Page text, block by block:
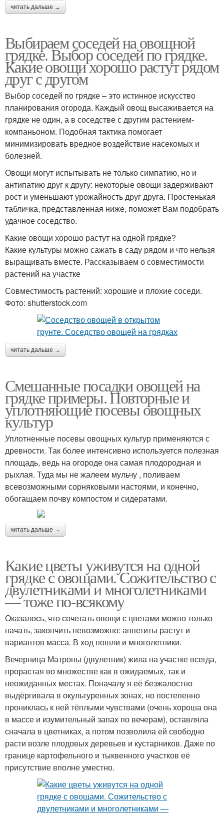
читать дальше →
Выбираем соседей на овощной
грядке. Выбор соседей по грядке.
Какие овощи хорошо растут рядом
друг с другом
Выбор соседей по грядке – это истинное искусство
планирования огорода. Каждый овощ высаживается на
грядке не один, а в соседстве с другим растением-
компаньоном. Подобная тактика помогает
минимизировать вредное воздействие насекомых и
болезней.
Овощи могут испытывать не только симпатию, но и
антипатию друг к другу: некоторые овощи задерживают
рост и уменьшают урожайность друг друга. Простенькая
табличка, представленная ниже, поможет Вам подобрать
удачное соседство.
Какие овощи хорошо растут на одной грядке?
Какие культуры можно сажать в саду рядом и что нельзя
выращивать вместе. Рассказываем о совместимости
растений на участке
Совместимость растений: хорошие и плохие соседи.
Фото: shutterstock.com
читать дальше →
Смешанные посадки овощей на
грядке примеры. Повторные и
уплотняющие посевы овощных
культур
Уплотненные посевы овощных культур применяются с
древности. Так более интенсивно используется полезная
площадь, ведь на огороде она самая плодородная и
рыхлая. Туда мы не жалеем мульчу , поливаем
всевозможными сорняковыми настоями, и конечно,
обогащаем почву компостом и сидератами.
читать дальше →
Какие цветы уживутся на одной
грядке с овощами. Сожительство с
двулетниками и многолетниками
— тоже по-всякому
Оказалось, что сочетать овощи с цветами можно только
начать, закончить невозможно: аппетиты растут и
вариантов масса. В ход пошли и многолетники.
Вечерница Матроны (двулетник) жила на участке всегда,
прорастая во множестве как в ожидаемых, так и
неожиданных местах. Поначалу я её безжалостно
выдёргивала в окультуренных зонах, но постепенно
прониклась к ней тёплыми чувствами (очень хороша она
в массе и изумительный запах по вечерам), оставляла
сначала в цветниках, а потом позволила ей свободно
расти возле плодовых деревьев и кустарников. Даже по
границе картофельного и тыквенного участков её
присутствие вполне уместно.